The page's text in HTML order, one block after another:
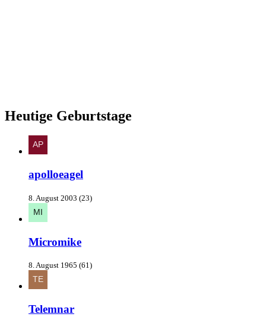
Heutige Geburtstage
apolloeagel
8. August 2003 (23)
Micromike
8. August 1965 (61)
Telemnar